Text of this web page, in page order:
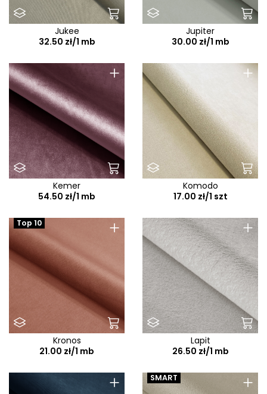
Jukee
32.50 zł/1 mb
Jupiter
30.00 zł/1 mb
+
Kemer
54.50 zł/1 mb
+
Komodo
17.00 zł/1 szt
+
Top 10
Kronos
21.00 zł/1 mb
+
Lapit
26.50 zł/1 mb
+ +
SMART